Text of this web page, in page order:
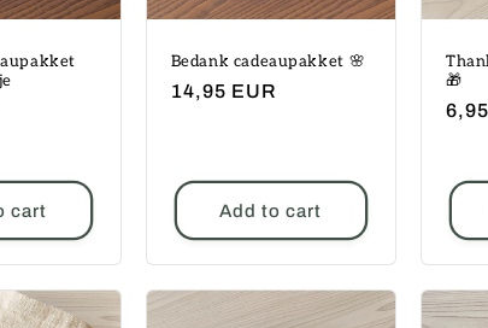
cart
Bedank cadeaupakket 🌸
Regular
14,95 EUR
Add to cart
🎁